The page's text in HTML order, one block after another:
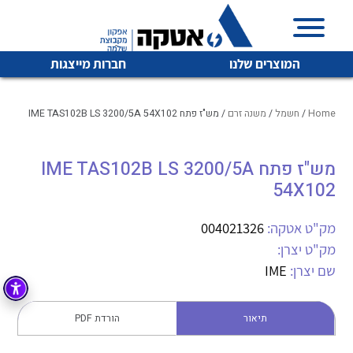
המוצרים שלנו חברות מייצגות
איכות | שרות | זמינות
אטקה בע”מ היא החברה הגדולה והמובילה בישראל בשיווק
מיתוג, בקרה , ואינסטלציה חשמלית ופעילה ב7 תחומים:
חשמל מיתוג ואינסטלציה חשמלית
בקרה
לכל מוצרי היצרן
לכל מוצרי היצרן לכל מוצרי היצרן
Home
/ חשמל / משנה זרם / מש"ז פתח IME TAS102B LS 3200/5A 54X102
מש"ז פתח IME TAS102B LS 3200/5A
54X102
מק"ט אטקה: 004021326
מק"ט יצרן:
שם יצרן: IME
תיאור הורדת PDF